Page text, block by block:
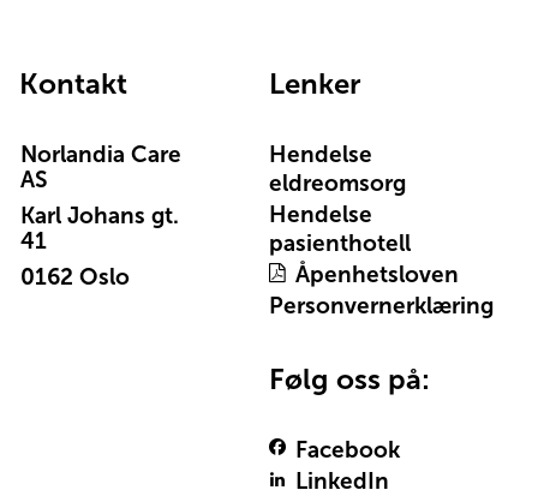
Kontakt
Norlandia Care
AS
Karl Johans gt.
41
0162 Oslo
Lenker
Hendelse
eldreomsorg
Hendelse
pasienthotell
Åpenhetsloven
Personvernerklæring
Følg oss på:
Facebook
LinkedIn